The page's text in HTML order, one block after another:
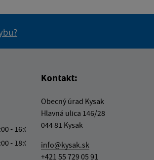
- 16:00
- 18:00
Kontakt:
Obecný úrad Kysak
Hlavná ulica 146/28
044 81 Kysak
info@kysak.sk
+421 55 729 05 91